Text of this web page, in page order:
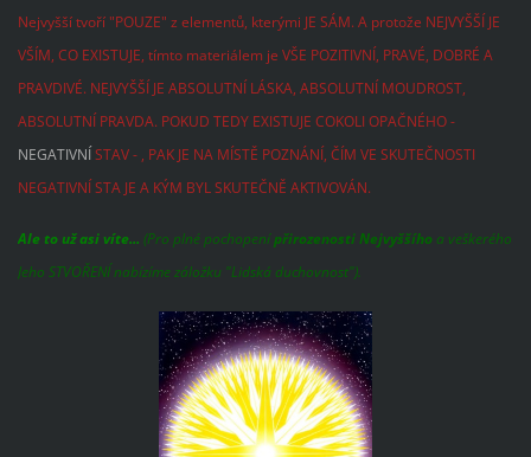
Nejvyšší tvoří "POUZE" z elementů, kterými JE SÁM. A protože NEJVYŠŠÍ JE
VŠÍM, CO EXISTUJE, tímto materiálem je VŠE POZITIVNÍ, PRAVÉ, DOBRÉ A
PRAVDIVÉ. NEJVYŠŠÍ JE ABSOLUTNÍ LÁSKA, ABSOLUTNÍ MOUDROST,
ABSOLUTNÍ PRAVDA. POKUD TEDY EXISTUJE COKOLI OPAČNÉHO -
NEGATIVNÍSTAV - , PAK JE NA MÍSTĚ POZNÁNÍ, ČÍM VE SKUTEČNOSTI
NEGATIVNÍ STA JE A KÝM BYL SKUTEČNĚ AKTIVOVÁN.
Ale to už asi víte... (Pro plné pochopenípřirozenosti Nejvyššíhoa veškerého
Jeho STVOŘENÍ nabízíme záložku "Lidská duchovnost").